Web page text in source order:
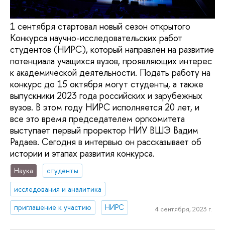
1 сентября стартовал новый сезон открытого
Конкурса научно-исследовательских работ
студентов (НИРС), который направлен на развитие
потенциала учащихся вузов, проявляющих интерес
к академической деятельности. Подать работу на
конкурс до 15 октября могут студенты, а также
выпускники 2023 года российских и зарубежных
вузов. В этом году НИРС исполняется 20 лет, и
все это время председателем оргкомитета
выступает первый проректор НИУ ВШЭ Вадим
Радаев. Сегодня в интервью он рассказывает об
истории и этапах развития конкурса.
Наука
студенты
исследования и аналитика
приглашение к участию
НИРС 4 сентября, 2023 г.